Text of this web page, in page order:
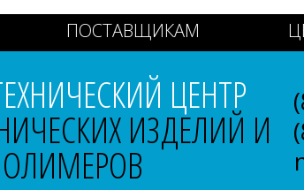
ПОСТАВЩИКАМ
ЦЕНТР
ИЗДЕЛИЙ И